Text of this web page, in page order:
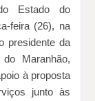
Estado do
feira (26), na
presidente da
Maranhão,
à proposta
junto às